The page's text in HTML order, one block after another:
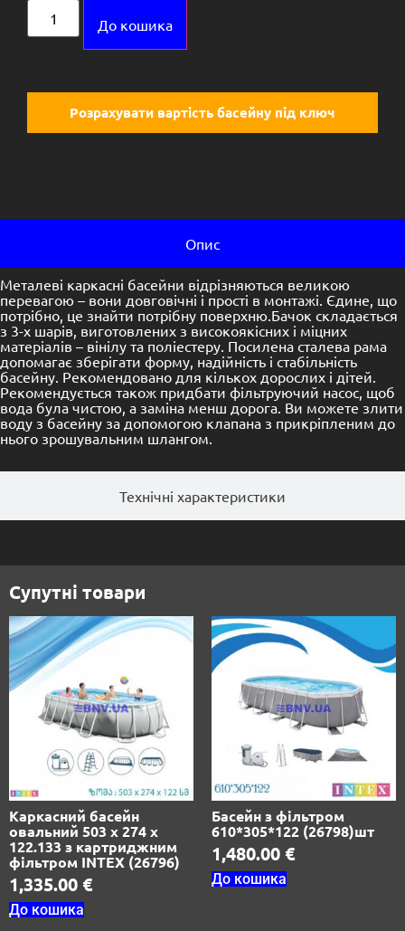
До кошика
Розрахувати вартість басейну під ключ
Опис
Технічні характеристики
Металеві каркасні басейни відрізняються великою
перевагою – вони довговічні і прості в монтажі. Єдине, що
потрібно, це знайти потрібну поверхню.Бачок складається
з 3-х шарів, виготовлених з високоякісних і міцних
матеріалів – вінілу та поліестеру. Посилена сталева рама
допомагає зберігати форму, надійність і стабільність
басейну. Рекомендовано для кількох дорослих і дітей.
Рекомендується також придбати фільтруючий насос, щоб
вода була чистою, а заміна менш дорога. Ви можете злити
воду з басейну за допомогою клапана з прикріпленим до
нього зрошувальним шлангом.
Супутні товари
Каркасний басейн
овальний 503 х 274 х
122.133 з картриджним
фільтром INTEX (26796)
1,335.00 €
До кошика
Басейн з фільтром
610*305*122 (26798)шт
1,480.00 €
До кошика